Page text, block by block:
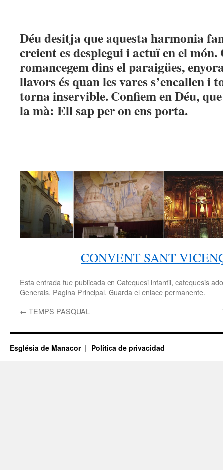
Déu desitja que aquesta harmonia
creient es desplegui i actuï en el
romancegem dins el paraigües,
llavors és quan les vares s’encallen i
torna inservible. Confiem en Déu,
la mà: Ell sap per on ens porta.
CONVENT SANT
Esta entrada fue publicada en Catequesi infantil, catequesis
Generals, Pagina Principal. Guarda el enlace permanente.
← TEMPS PASQUAL
Església de Manacor Política de privacidad